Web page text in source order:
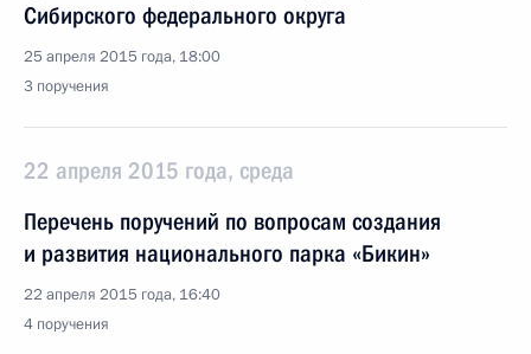
Сибирского федерального округа
25 апреля 2015 года, 18:00
3 поручения
22 апреля 2015 года, среда
Перечень поручений по вопросам создания
и развития национального парка «Бикин»
22 апреля 2015 года, 16:40
4 поручения